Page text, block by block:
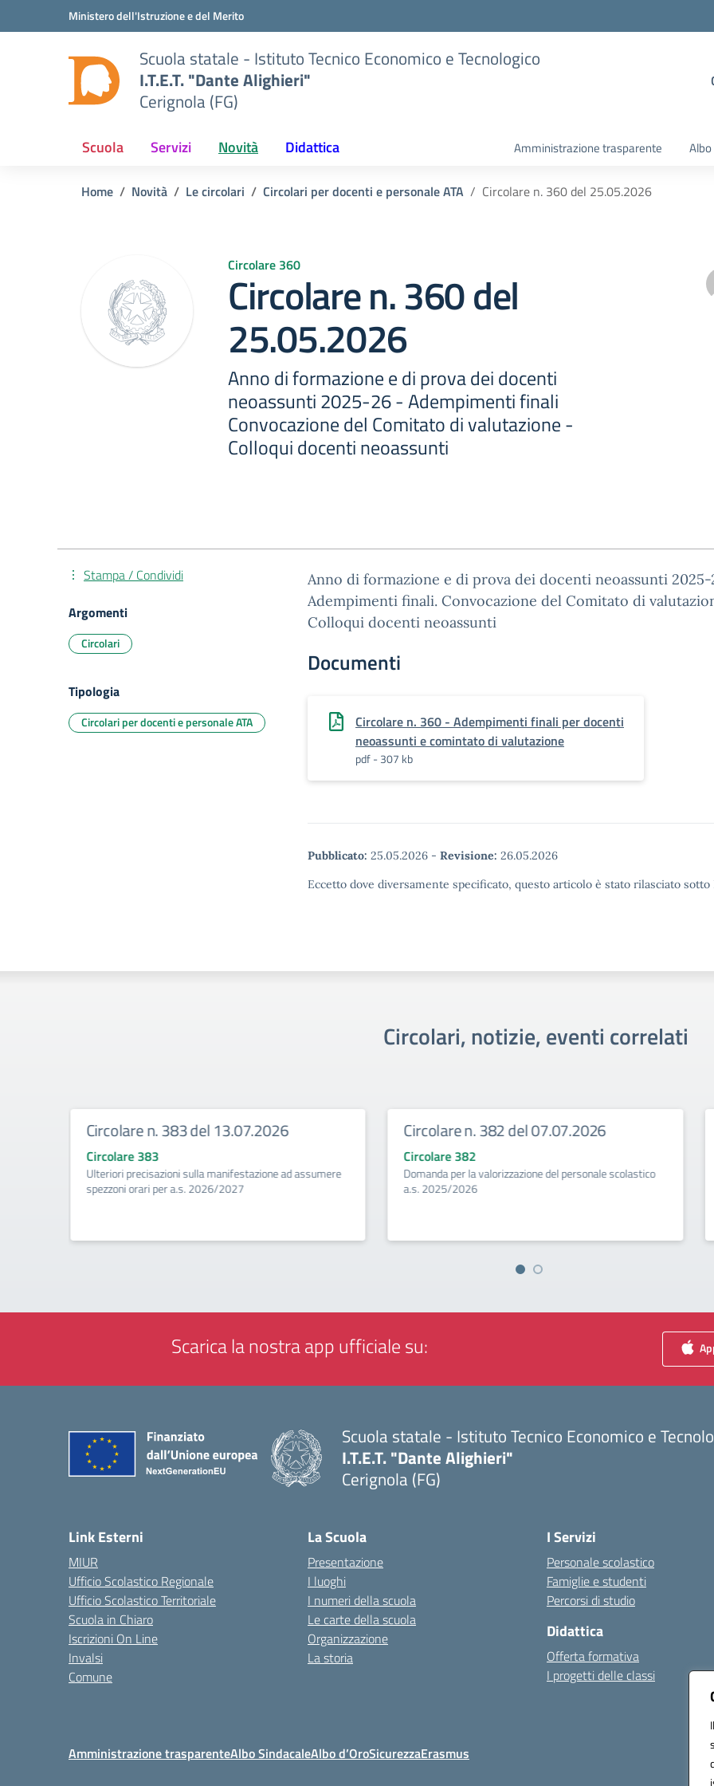
Vai ai contenuti
Vai al menu di navigazioneMinistero dell'Istruzione e del Merito
Scuola statale - Istituto Tecnico Economico e Tecnologico
I.T.E.T. "Dante Alighieri"
Cerignola (FG)
Scuola Servizi Novità Didattica Amministrazione trasparente
Home Novità Le circolari Circolari per docenti e personale ATA Circolare n. 360 del 25.05.2026
Circolare 360
Circolare n. 360 del
25.05.2026
Anno di formazione e di prova dei docenti
neoassunti 2025-26 - Adempimenti finali
Convocazione del Comitato di valutazione -
Colloqui docenti neoassunti
Anno di formazione e di prova dei docenti neoassunti 2025-
Adempimenti finali. Convocazione del Comitato di
Colloqui docenti neoassunti
Documenti
Circolare n. 360 - Adempimenti finali per docenti
neoassunti e comintato di valutazione
pdf - 307 kb
Pubblicato: 25.05.2026 - Revisione: 26.05.2026
Eccetto dove diversamente specificato, questo articolo è stato rilasciato
Stampa / Condividi
Argomenti
Circolari
Tipologia
Circolari per docenti e personale ATA
Circolari, notizie, eventi correlati
Circolare n. 383 del 13.07.2026
Circolare 383
Ulteriori precisazioni sulla manifestazione ad assumere
spezzoni orari per a.s. 2026/2027
Circolare n. 382 del 07.07.2026
Circolare 382
Domanda per la valorizzazione del personale scolastico
a.s. 2025/2026
Scarica la nostra app ufficiale su:
Scuola statale - Istituto Tecnico Economico e
I.T.E.T. "Dante Alighieri"
Cerignola (FG)
Link Esterni
MIUR
Ufficio Scolastico Regionale
Ufficio Scolastico Territoriale
Scuola in Chiaro
Iscrizioni On Line
Invalsi
Comune
La Scuola
Presentazione
I luoghi
I numeri della scuola
Le carte della scuola
Organizzazione
La storia
I Servizi
Personale scolastico
Famiglie e studenti
Percorsi di studio
Didattica
Offerta formativa
I progetti delle classi
Amministrazione trasparenteAlbo SindacaleAlbo d’OroSicurezzaErasmus